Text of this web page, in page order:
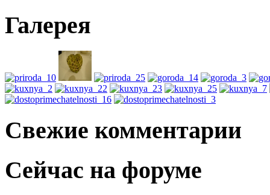
Галерея
Свежие комментарии
Сейчас на форуме